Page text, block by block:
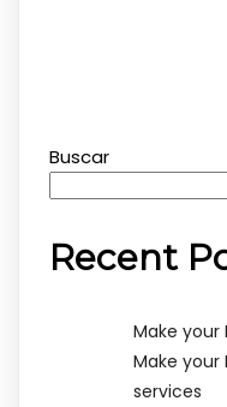
Buscar
Recent
Make
Make your
services